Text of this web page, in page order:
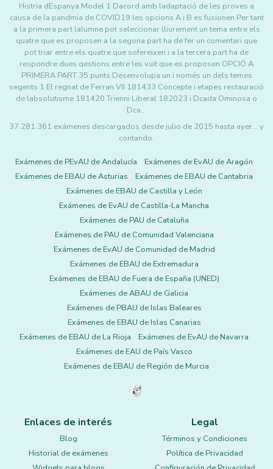
Histria dEspanya Model 1 Dacord amb ladaptació de les proves a
causa de la pandmia de COVID19 les opcions A i B es fusionen Per tant
a la primera part lalumne pot seleccionar lliurement un tema entre els
quatre que es proposen a la segona part ha de fer un comentari que
pot triar entre els quatre que sofereixen i a la tercera part ha de
respondre dues qestions entre les vuit que es proposen OPCIÓ A
PRIMERA PART 35 punts Desenvolupa un i només un dels temes
segents 1 El regnat de Ferran VII 181433 Concepte i etapes restauració
de labsolutisme 181420 Trienni Liberal 182023 i Dcada Ominosa o
Dca…
37.281.361 exámenes descargados desde julio de 2015 hasta ayer... y
contando.
Exámenes de PEvAU de Andalucía
Exámenes de EvAU de Aragón
Exámenes de EBAU de Asturias
Exámenes de EBAU de Cantabria
Exámenes de EBAU de Castilla y León
Exámenes de EvAU de Castilla-La Mancha
Exámenes de PAU de Cataluña
Exámenes de PAU de Comunidad Valenciana
Exámenes de EvAU de Comunidad de Madrid
Exámenes de EBAU de Extremadura
Exámenes de EBAU de Fuera de España (UNED)
Exámenes de ABAU de Galicia
Exámenes de PBAU de Islas Baleares
Exámenes de EBAU de Islas Canarias
Exámenes de EBAU de La Rioja
Exámenes de EvAU de Navarra
Exámenes de EAU de País Vasco
Exámenes de EBAU de Región de Murcia
Enlaces de interés
Blog
Historial de exámenes
Legal
Términos y Condiciones
Política de Privacidad